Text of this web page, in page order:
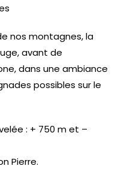
nos montagnes, la
avant de
dans une ambiance
possibles sur le
: + 750 m et –
Pierre.